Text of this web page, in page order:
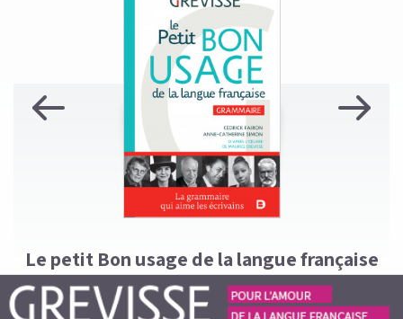
Previous
Le petit Bon usage de la langue française
Next